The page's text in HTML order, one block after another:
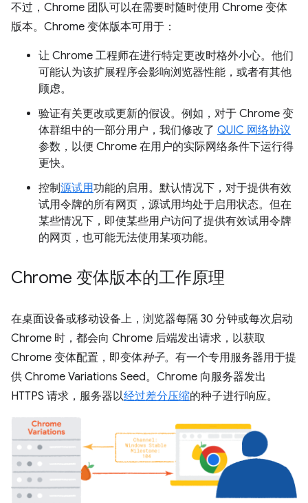
不过，Chrome 团队可以在需要时随时使用 Chrome 变体
版本。Chrome 变体版本可用于：
让 Chrome 工程师在进行特定更改时格外小心。他们
可能认为该扩展程序会影响浏览器性能，或者有其他
顾虑。
验证有关更改或更新的假设。例如，对于 Chrome 变
体群组中的一部分用户，我们修改了 QUIC 网络协议
参数，以便 Chrome 在用户的实际网络条件下运行得
更快。
控制源试用功能的启用。默认情况下，对于提供有效
试用令牌的所有网页，源试用均处于启用状态。但在
某些情况下，即使某些用户访问了提供有效试用令牌
的网页，也可能无法使用某项功能。
Chrome 变体版本的工作原理
在桌面设备或移动设备上，浏览器每隔 30 分钟或每次启动
Chrome 时，都会向 Chrome 后端发出请求，以获取
Chrome 变体配置，即变体种子。有一个专用服务器用于提
供 Chrome Variations Seed。Chrome 向服务器发出
HTTPS 请求，服务器以经过差分压缩的种子进行响应。